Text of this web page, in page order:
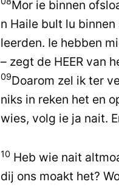
Mor ie binnen
n Haile bult lu
leerden. Ie hebben
– zegt de HEER van
09Doarom zel ik ter
niks in reken het en
wies, volg ie ja nait.
10 Heb wie nait
dij ons moakt het?